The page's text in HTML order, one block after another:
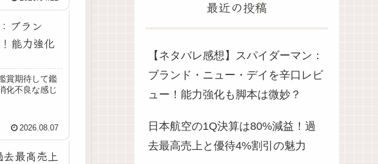
ブラン
能力強化
賞期待して鑑
化不良な感じ
2026.08.07
最高売上
最近の投稿
【ネタバレ感想】スパイダーマン：
ブランド・ニュー・デイを辛口レビ
ュー！能力強化も脚本は微妙？
日本航空の1Q決算は80%減益！過
去最高売上と優待4%割引の魅力